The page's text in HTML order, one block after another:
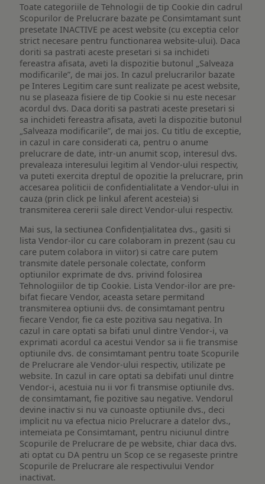
Toate categoriile de Tehnologii de tip Cookie din cadrul
Scopurilor de Prelucrare bazate pe Consimtamant sunt
presetate INACTIVE pe acest website (cu exceptia celor
strict necesare pentru functionarea website-ului). Daca
doriti sa pastrati aceste presetari si sa inchideti
fereastra afisata, aveti la dispozitie butonul „Salveaza
modificarile”, de mai jos. In cazul prelucrarilor bazate
pe Interes Legitim care sunt realizate pe acest website,
nu se plaseaza fisiere de tip Cookie si nu este necesar
acordul dvs. Daca doriti sa pastrati aceste presetari si
sa inchideti fereastra afisata, aveti la dispozitie butonul
„Salveaza modificarile”, de mai jos. Cu titlu de exceptie,
in cazul in care considerati ca, pentru o anume
prelucrare de date, intr-un anumit scop, interesul dvs.
prevaleaza interesului legitim al Vendor-ului respectiv,
va puteti exercita dreptul de opozitie la prelucrare, prin
accesarea politicii de confidentialitate a Vendor-ului in
cauza (prin click pe linkul aferent acesteia) si
transmiterea cererii sale direct Vendor-ului respectiv.
Mai sus, la sectiunea Confidențialitatea dvs., gasiti si
lista Vendor-ilor cu care colaboram in prezent (sau cu
care putem colabora in viitor) si catre care putem
transmite datele personale colectate, conform
optiunilor exprimate de dvs. privind folosirea
Tehnologiilor de tip Cookie. Lista Vendor-ilor are pre-
bifat fiecare Vendor, aceasta setare permitand
transmiterea optiunii dvs. de consimtamant pentru
fiecare Vendor, fie ca este pozitiva sau negativa. In
cazul in care optati sa bifati unul dintre Vendor-i, va
exprimati acordul ca acestui Vendor sa ii fie transmise
optiunile dvs. de consimtamant pentru toate Scopurile
de Prelucrare ale Vendor-ului respectiv, utilizate pe
website. In cazul in care optati sa debifati unul dintre
Vendor-i, acestuia nu ii vor fi transmise optiunile dvs.
de consimtamant, fie pozitive sau negative. Vendorul
devine inactiv si nu va cunoaste optiunile dvs., deci
implicit nu va efectua nicio Prelucrare a datelor dvs.,
intemeiata pe Consimtamant, pentru niciunul dintre
Scopurile de Prelucrare de pe website, chiar daca dvs.
ati optat cu DA pentru un Scop ce se regaseste printre
Scopurile de Prelucrare ale respectivului Vendor
inactivat.